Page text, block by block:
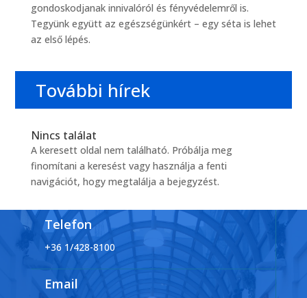
gondoskodjanak innivalóról és fényvédelemről is.
Tegyünk együtt az egészségünkért – egy séta is lehet
az első lépés.
További hírek
Nincs találat
A keresett oldal nem található. Próbálja meg
finomítani a keresést vagy használja a fenti
navigációt, hogy megtalálja a bejegyzést.
Telefon
+36 1/428-8100
Email